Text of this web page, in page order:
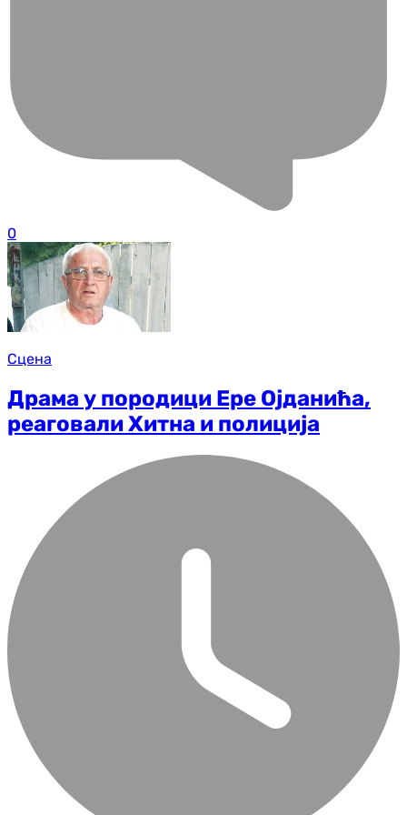
0
Сцена
Драма у породици Ере Ојданића,
реаговали Хитна и полиција